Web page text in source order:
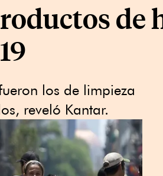
de
los de limpieza
reveló Kantar.